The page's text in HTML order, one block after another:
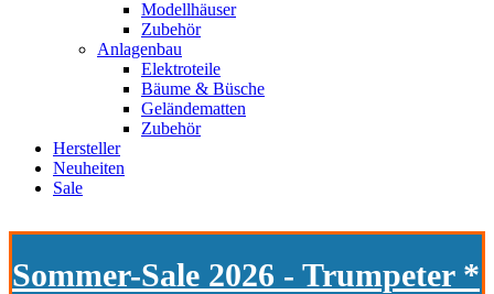
Modellhäuser
Zubehör
Anlagenbau
Elektroteile
Bäume & Büsche
Geländematten
Zubehör
Hersteller
Neuheiten
Sale
Sommer-Sale 2026 - Trumpeter *